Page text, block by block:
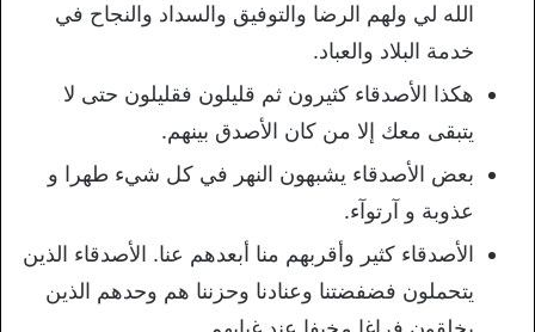
الله لي ولهم الرضا والتوفيق والسداد والنجاح في
خدمة البلاد والعباد.
هكذا الأصدقاء كثيرون ثم قليلون فقليلون حتى لا
يتبقى معك إلا من كان الأصدق بينهم.
بعض الأصدقاء يشبهون النهر في كل شيء طهرا و
عذوبة و آرتوآء.
الأصدقاء كثير وأقربهم منا أبعدهم عنا. الأصدقاء الذين
يتحملون فضفضتنا وعنادنا وحزننا هم وحدهم الذين